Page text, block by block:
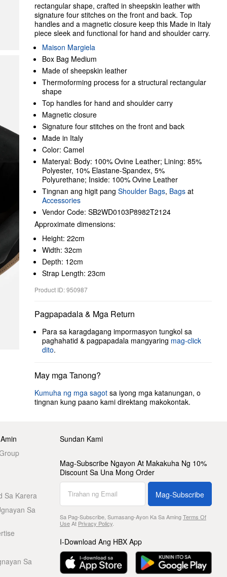
rectangular shape, crafted in sheepskin leather with
signature four stitches on the front and back. Top
handles and a magnetic closure keep this Made in Italy
piece sleek and functional for hand and shoulder carry.
Maison Margiela
Box Bag Medium
Made of sheepskin leather
Thermoforming process for a structural rectangular
shape
Top handles for hand and shoulder carry
Magnetic closure
Signature four stitches on the front and back
Made in Italy
Color: Camel
Materyal: Body: 100% Ovine Leather; Lining: 85%
Polyester, 10% Elastane-Spandex, 5%
Polyurethane; Inside: 100% Ovine Leather
Tingnan ang higit pang Shoulder Bags, Bags at
Accessories
Vendor Code: SB2WD0103P8982T2124
Approximate dimensions:
Height: 22cm
Width: 32cm
Depth: 12cm
Strap Length: 23cm
Product ID: 950987
Pagpapadala & Mga Return
Para sa karagdagang impormasyon tungkol sa
paghahatid & pagpapadala mangyaring mag-click
dito.
May mga Tanong?
Kumuha ng mga sagot sa iyong mga katanungan, o
tingnan kung paano kami direktang makokontak.
Sa Karera
Sa
Sa
Sundan Kami
Mag-Subscribe Ngayon At Makakuha Ng 10%
Discount Sa Una Mong Order
Mag-Subscribe
Sa Pag-Subscribe, Sumasang-Ayon Ka Sa AmingTerms Of
UseAt Privacy Policy.
I-Download Ang HBX App